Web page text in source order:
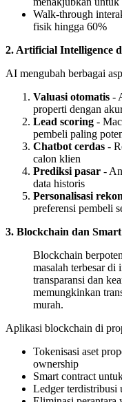
Walk-through
fisik hingga 60%
2. Artificial Intelligence
AI mengubah berbagai
Valuasi otomatis -
properti dengan
Lead scoring -
pembeli paling
Chatbot cerdas -
calon klien
Prediksi pasar -
data historis
Personalisasi
preferensi pembeli
3. Blockchain dan
Blockchain
masalah terbesar di
transparansi dan
memungkinkan
murah.
Aplikasi blockchain di
Tokenisasi aset
ownership
Smart contract
Ledger